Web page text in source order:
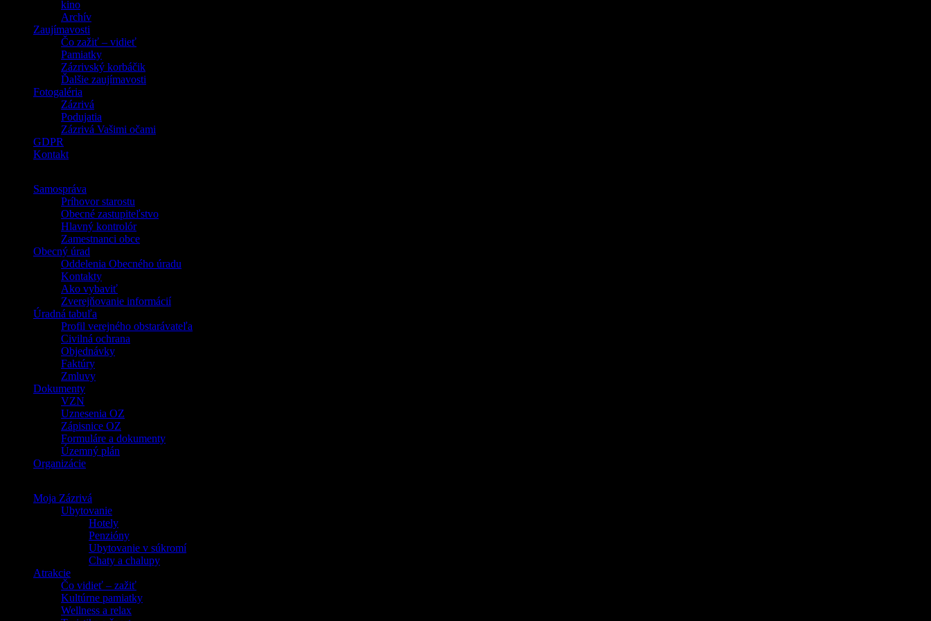
kino
Archív
Zaujímavosti
Čo zažiť – vidieť
Pamiatky
Zázrivský korbáčik
Ďalšie zaujímavosti
Fotogaléria
Zázrivá
Podujatia
Zázrivá Vašimi očami
GDPR
Kontakt
Samospráva
Príhovor starostu
Obecné zastupiteľstvo
Hlavný kontrolór
Zamestnanci obce
Obecný úrad
Oddelenia Obecného úradu
Kontakty
Ako vybaviť
Zverejňovanie informácií
Úradná tabuľa
Profil verejného obstarávateľa
Civilná ochrana
Objednávky
Faktúry
Zmluvy
Dokumenty
VZN
Uznesenia OZ
Zápisnice OZ
Formuláre a dokumenty
Územný plán
Organizácie
Moja Zázrivá
Ubytovanie
Hotely
Penzióny
Ubytovanie v súkromí
Chaty a chalupy
Atrakcie
Čo vidieť – zažiť
Kultúrne pamiatky
Wellness a relax